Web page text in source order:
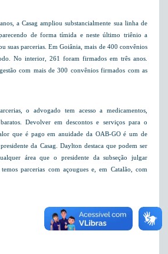
a Casag ampliou substancialmente sua linha de
de forma tímida e neste último triênio a
suas parcerias. Em Goiânia, mais de 400 convênios
No interior, 261 foram firmados em três anos.
gestão com mais de 300 convênios firmados com as
o advogado tem acesso a medicamentos,
 Devolver em descontos e serviços para o
que é pago em anuidade da OAB-GO é um de
da Casag. Daylton destaca que podem ser
área que o presidente da subseção julgar
temos parcerias com açougues e, em Catalão, com